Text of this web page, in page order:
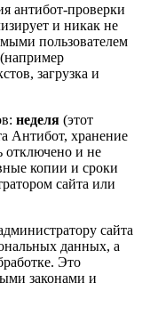
антибот-проверки
и никак не
пользователем
загрузка и
неделя (этот
Антибот, хранение
отключено и не
копии и сроки
сайта или
сайта
данных, а
Это
законами и